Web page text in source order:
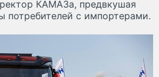
КАМАЗа, предвкушая
потребителей с импортерами.